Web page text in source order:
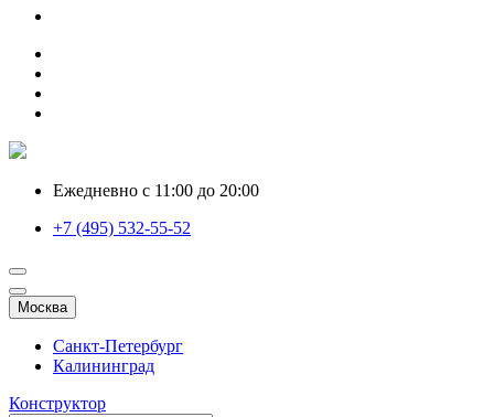
Ежедневно с 11:00 до 20:00
+7 (495) 532-55-52
Москва
Санкт-Петербург
Калининград
Конструктор